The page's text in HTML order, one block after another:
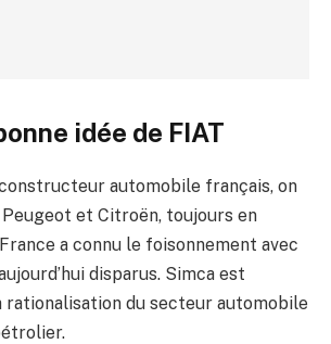
idée de FIAT
automobile français, on
Peugeot et Citroën, toujours en
a connu le foisonnement avec
disparus. Simca est
rationalisation du secteur automobile